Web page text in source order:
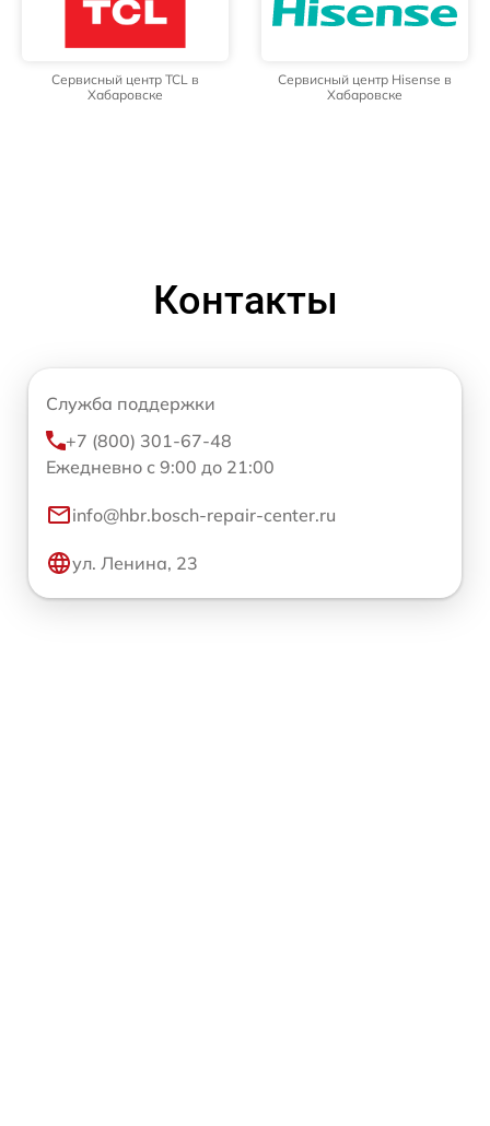
Сервисный центр TCL в
Хабаровске
Сервисный центр Hisense в
Хабаровске
Контакты
Служба поддержки
+7 (800) 301-67-48
Ежедневно с 9:00 до 21:00
info@hbr.bosch-repair-center.ru
ул. Ленина, 23